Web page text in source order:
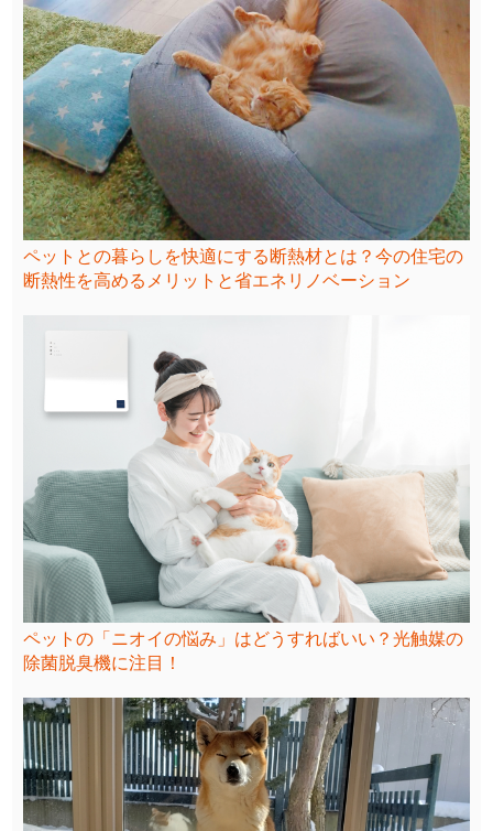
ペットとの暮らしを快適にする断熱材とは？今の住宅の
断熱性を高めるメリットと省エネリノベーション
ペットの「ニオイの悩み」はどうすればいい？光触媒の
除菌脱臭機に注目！